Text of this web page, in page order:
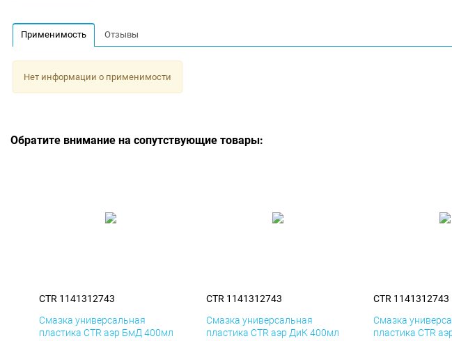
Применимость Отзывы
Нет информации о применимости
Обратите внимание на сопутствующие товары:
CTR 1141312743
Смазка универсальная
пластика CTR аэр БмД 400мл
CTR 1141312743
Смазка универсальная
пластика CTR аэр ДиК 400мл
CTR 1141312743
Смазка
пластика CTR